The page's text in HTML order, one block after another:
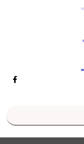
وأولوياته